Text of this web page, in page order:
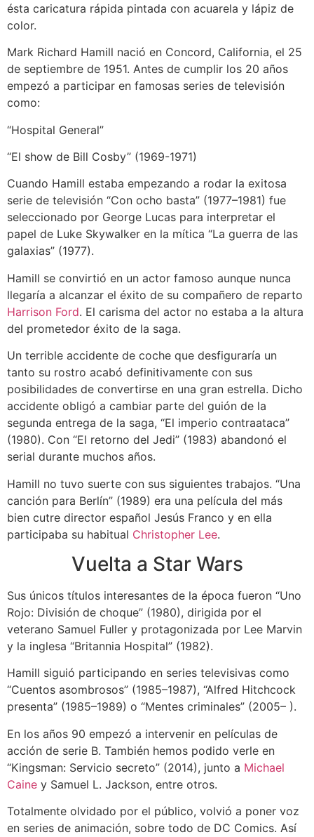
ésta caricatura rápida pintada con acuarela y lápiz de
color.
Mark Richard Hamill nació en Concord, California, el 25
de septiembre de 1951. Antes de cumplir los 20 años
empezó a participar en famosas series de televisión
como:
“Hospital General”
“El show de Bill Cosby” (1969-1971)
Cuando Hamill estaba empezando a rodar la exitosa
serie de televisión “Con ocho basta” (1977–1981) fue
seleccionado por George Lucas para interpretar el
papel de Luke Skywalker en la mítica “La guerra de las
galaxias” (1977).
Hamill se convirtió en un actor famoso aunque nunca
llegaría a alcanzar el éxito de su compañero de reparto
Harrison Ford. El carisma del actor no estaba a la altura
del prometedor éxito de la saga.
Un terrible accidente de coche que desfiguraría un
tanto su rostro acabó definitivamente con sus
posibilidades de convertirse en una gran estrella. Dicho
accidente obligó a cambiar parte del guión de la
segunda entrega de la saga, “El imperio contraataca”
(1980). Con “El retorno del Jedi” (1983) abandonó el
serial durante muchos años.
Hamill no tuvo suerte con sus siguientes trabajos. “Una
canción para Berlín” (1989) era una película del más
bien cutre director español Jesús Franco y en ella
participaba su habitual Christopher Lee.
Vuelta a Star Wars
Sus únicos títulos interesantes de la época fueron “Uno
Rojo: División de choque” (1980), dirigida por el
veterano Samuel Fuller y protagonizada por Lee Marvin
y la inglesa “Britannia Hospital” (1982).
Hamill siguió participando en series televisivas como
“Cuentos asombrosos” (1985–1987), “Alfred Hitchcock
presenta” (1985–1989) o “Mentes criminales” (2005– ).
En los años 90 empezó a intervenir en películas de
acción de serie B. También hemos podido verle en
“Kingsman: Servicio secreto” (2014), junto a Michael
Caine y Samuel L. Jackson, entre otros.
Totalmente olvidado por el público, volvió a poner voz
en series de animación, sobre todo de DC Comics. Así